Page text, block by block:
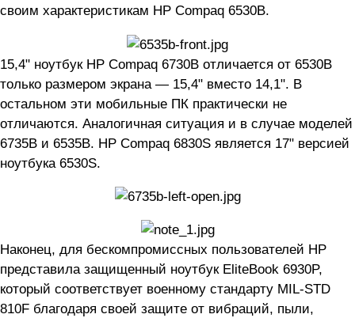
своим характеристикам HP Compaq 6530B.
15,4" ноутбук HP Compaq 6730B отличается от 6530B
только размером экрана — 15,4" вместо 14,1". В
остальном эти мобильные ПК практически не
отличаются. Аналогичная ситуация и в случае моделей
6735B и 6535B. HP Compaq 6830S является 17" версией
ноутбука 6530S.
Наконец, для бескомпромиссных пользователей HP
представила защищенный ноутбук EliteBook 6930P,
который соответствует военному стандарту MIL-STD
810F благодаря своей защите от вибраций, пыли,